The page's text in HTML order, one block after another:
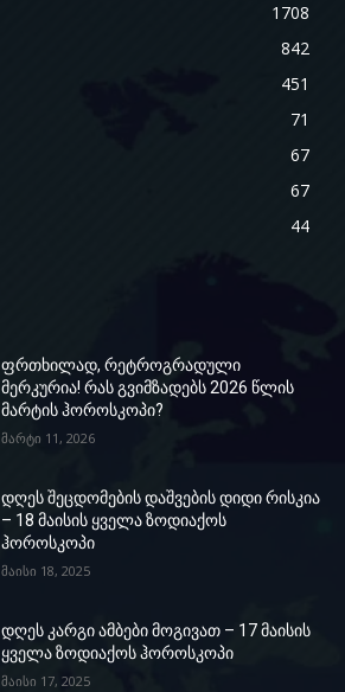
1708
842
451
71
67
67
44
ფრთხილად, რეტროგრადული
მერკურია! რას გვიმზადებს 2026 წლის
მარტის ჰოროსკოპი?
მარტი 11, 2026
დღეს შეცდომების დაშვების დიდი რისკია
– 18 მაისის ყველა ზოდიაქოს
ჰოროსკოპი
მაისი 18, 2025
დღეს კარგი ამბები მოგივათ – 17 მაისის
ყველა ზოდიაქოს ჰოროსკოპი
მაისი 17, 2025